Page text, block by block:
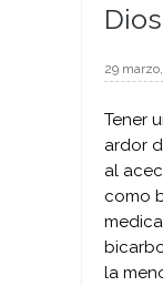
29
Tener
ardor
al
como
la